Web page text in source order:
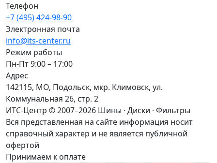
Телефон
+7 (495) 424-98-90
Электронная почта
info@its-center.ru
Режим работы
Пн-Пт 9:00 – 17:00
Адрес
142115, МО, Подольск, мкр. Климовск, ул.
Коммунальная 26, стр. 2
ИТС-Центр © 2007–2026 Шины · Диски · Фильтры
Вся представленная на сайте информация носит
справочный характер и не является публичной
офертой
Принимаем к оплате